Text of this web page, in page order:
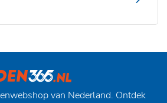
van Nederland. Ontdek